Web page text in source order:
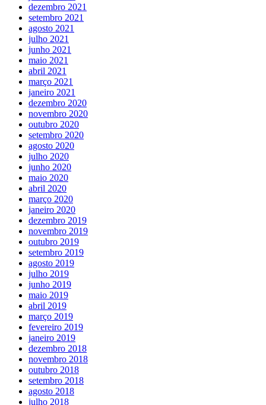
dezembro 2021
setembro 2021
agosto 2021
julho 2021
junho 2021
maio 2021
abril 2021
março 2021
janeiro 2021
dezembro 2020
novembro 2020
outubro 2020
setembro 2020
agosto 2020
julho 2020
junho 2020
maio 2020
abril 2020
março 2020
janeiro 2020
dezembro 2019
novembro 2019
outubro 2019
setembro 2019
agosto 2019
julho 2019
junho 2019
maio 2019
abril 2019
março 2019
fevereiro 2019
janeiro 2019
dezembro 2018
novembro 2018
outubro 2018
setembro 2018
agosto 2018
julho 2018